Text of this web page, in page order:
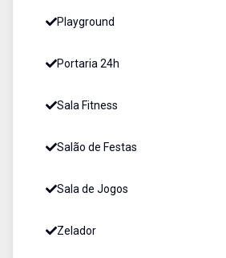
Playground
Portaria 24h
Sala Fitness
Salão de Festas
Sala de Jogos
Zelador